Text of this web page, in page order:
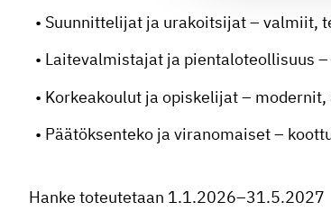
Suunnittelijat ja urakoitsijat – valmiit,
Laitevalmistajat ja pientaloteollisuus
Korkeakoulut ja opiskelijat –
Päätöksenteko ja viranomaiset –
Hanke toteutetaan 1.1.2026–31.5.2027